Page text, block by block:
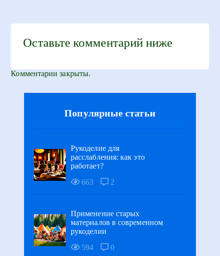
Оставьте комментарий ниже
Комментарии закрыты.
Популярные статьи
Рукоделие для
расслабления: как это
работает?
663
2
Применение старых
материалов в современном
рукоделии
594
0